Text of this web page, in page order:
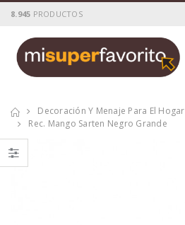
8.945 PRODUCTOS
Decoración Y Menaje Para El Hogar
Rec. Mango Sarten Negro Grande